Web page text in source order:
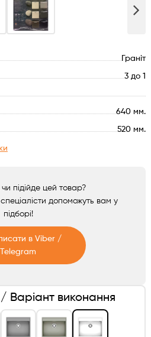
Граніт
3 до 1
640 мм.
520 мм.
підійде цей товар?
допоможуть вам у
підборі!
в Viber /
Telegram
Viber
/ Варіант виконання